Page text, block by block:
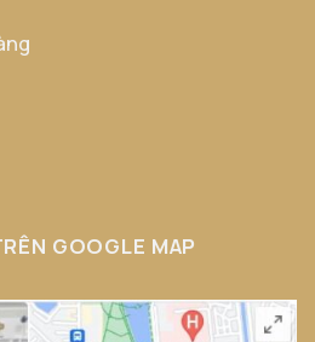
GOOGLE MAP